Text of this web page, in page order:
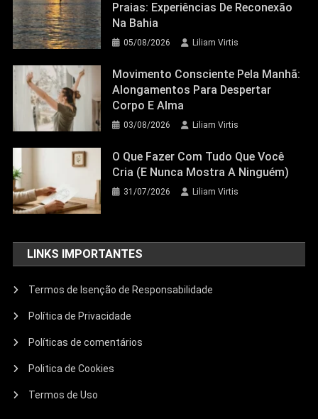
Mindfulness
Alongamentos Para Despertar Corpo E
Alma
03/08/2026 Liliam Virtis
Praias: Experiências De Reconexão
Na Bahia
05/08/2026 Liliam Virtis
Movimento Consciente Pela Manhã:
Alongamentos Para Despertar
Corpo E Alma
03/08/2026 Liliam Virtis
O Que Fazer Com Tudo Que Você
Cria (e Nunca Mostra A Ninguém)
31/07/2026 Liliam Virtis
LINKS IMPORTANTES
Termos de Isenção de Responsabilidade
Política de Privacidade
Políticas de comentários
Politica de Cookies
Termos de Uso